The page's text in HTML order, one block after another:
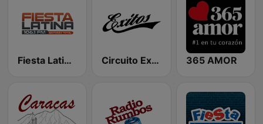
Fiesta Latina 106.1 FM Circuito Exitos 99.9 FM 365 AMOR